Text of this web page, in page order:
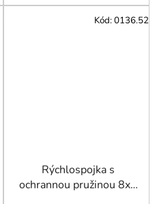
Rýchlospojka s
ochrannou pružinou 8x6
Kód:0136.52